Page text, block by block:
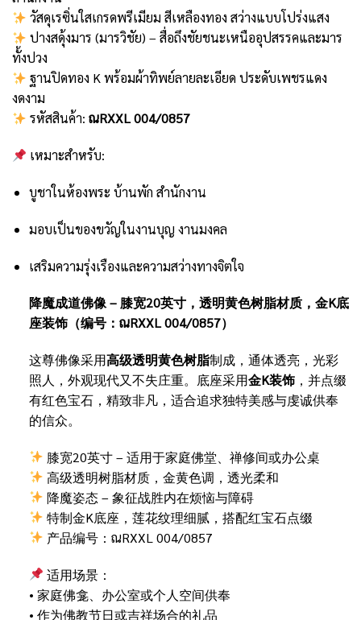
วัสดุเรซิ่นใสเกรดพรีเมียม สีเหลืองทอง สว่างแบบโปร่งแสง
ปางสดุ้งมาร (มารวิชัย) – สื่อถึงชัยชนะเหนืออุปสรรคและมาร
ทั้งปวง
ฐานปิดทอง K พร้อมผ้าทิพย์ลายละเอียด ประดับเพชรแดง
งดงาม
รหัสสินค้า:ณRXXL 004/0857
เหมาะสำหรับ:
บูชาในห้องพระ บ้านพัก สำนักงาน
มอบเป็นของขวัญในงานบุญ งานมงคล
เสริมความรุ่งเรืองและความสว่างทางจิตใจ
降魔成道佛像 – 膝宽20英寸，透明黄色树脂材质，金K底
座装饰（编号：ณRXXL 004/0857）
这尊佛像采用高级透明黄色树脂制成，通体透亮，光彩
照人，外观现代又不失庄重。底座采用金K装饰，并点缀
有红色宝石，精致非凡，适合追求独特美感与虔诚供奉
的信众。
膝宽20英寸 – 适用于家庭佛堂、禅修间或办公桌
高级透明树脂材质，金黄色调，透光柔和
降魔姿态 – 象征战胜内在烦恼与障碍
特制金K底座，莲花纹理细腻，搭配红宝石点缀
产品编号：ณRXXL 004/0857
适用场景：
• 家庭佛龛、办公室或个人空间供奉
• 作为佛教节日或吉祥场合的礼品